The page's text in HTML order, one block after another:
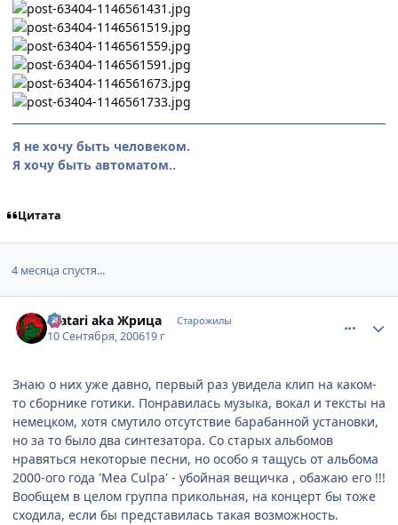
Я не хочу быть человеком.
Я хочу быть автоматом..
Цитата
4 месяца спустя...
Watari aka Жрица Старожилы
10 Сентября, 200619 г
Знаю о них уже давно, первый раз увидела клип на каком-
то сборнике готики. Понравилась музыка, вокал и тексты на
немецком, хотя смутило отсутствие барабанной установки,
но за то было два синтезатора. Со старых альбомов
нравяться некоторые песни, но особо я тащусь от альбома
2000-ого года 'Mea Culpa' - убойная вещичка , обажаю его !!!
Вообщем в целом группа прикольная, на концерт бы тоже
сходила, если бы представилась такая возможность.